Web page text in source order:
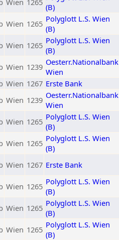
Wien 1265 (B)
Wien 1265 Polyglott L.S. Wien
(B)
Wien 1265 Polyglott L.S. Wien
(B)
Wien 1239 Oesterr.Nationalbank
Wien
Wien 1267 Erste Bank
Wien 1239 Oesterr.Nationalbank
Wien
Wien 1265 Polyglott L.S. Wien
(B)
Wien 1265 Polyglott L.S. Wien
(B)
Wien 1267 Erste Bank
Wien 1265 Polyglott L.S. Wien
(B)
Wien 1265 Polyglott L.S. Wien
(B)
Wien 1265 Polyglott L.S. Wien
(B)